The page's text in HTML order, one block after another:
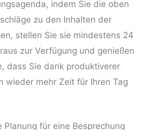
indem Sie die oben
zu den Inhalten der
stellen Sie sie mindestens 24
zur Verfügung und genießen
dass Sie dank produktiverer
wieder mehr Zeit für Ihren Tag
Planung für eine Besprechung